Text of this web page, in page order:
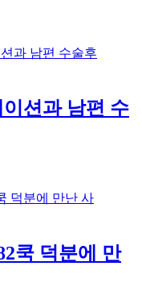
션과 남편 수
쿡 덕분에 만